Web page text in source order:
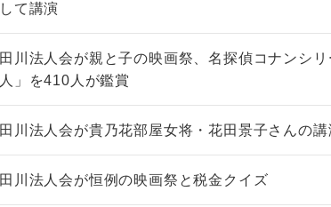
して講演
田川法人会が親と子の映画祭、名探偵コナンシ
人」を410人が鑑賞
田川法人会が貴乃花部屋女将・花田景子さんの講
田川法人会が恒例の映画祭と税金クイズ